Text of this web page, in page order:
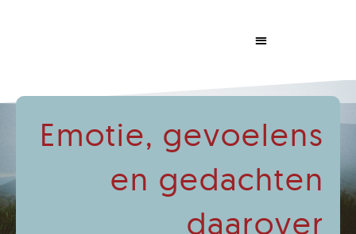
Emotie, gevoelens
en gedachten
daarover